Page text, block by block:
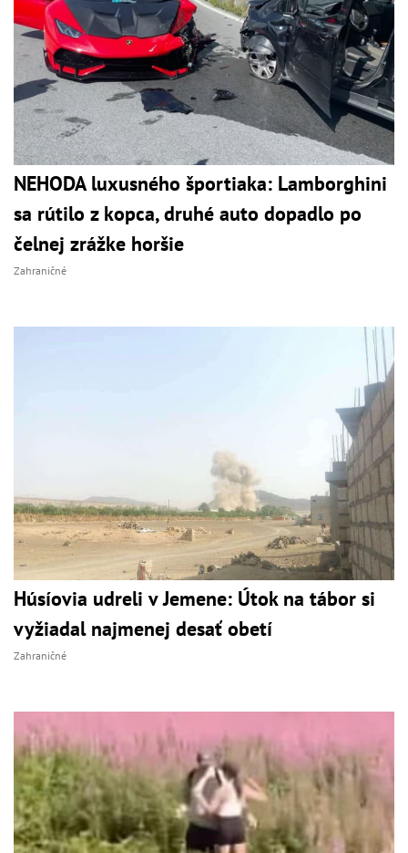
NEHODA luxusného športiaka: Lamborghini
sa rútilo z kopca, druhé auto dopadlo po
čelnej zrážke horšie
Zahraničné
Húsíovia udreli v Jemene: Útok na tábor si
vyžiadal najmenej desať obetí
Zahraničné